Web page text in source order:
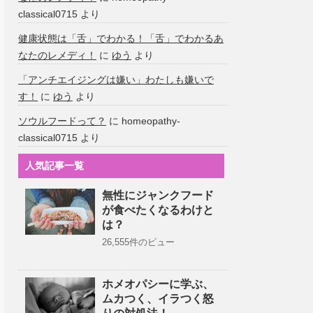
classical0715 より
健康状態は「舌」でわかる！「舌」でわかるあ
なたのレメディ！
に ゆう より
「アンチエイジングは嫌い」わたしも嫌いで
す！
に ゆう より
ソウルフードって？ に homeopathy-
classical0715 より
人気記事一覧
無性にジャンクフード
が食べたくなるわけと
は？
26,555件のビュー
ホメオパシーに学ぶ、
ムカつく、イラつく怒